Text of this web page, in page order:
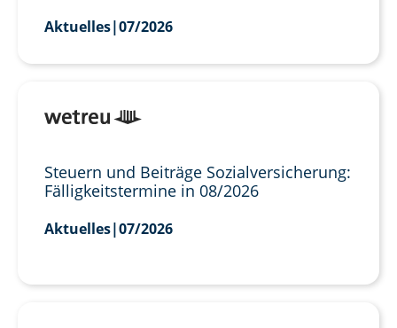
Aktuelles|07/2026
Steuern und Beiträge Sozialversicherung:
Fälligkeitstermine in 08/2026
Aktuelles|07/2026